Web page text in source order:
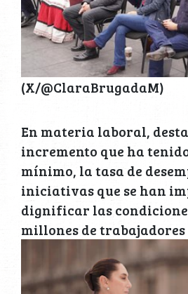
(X/@ClaraBrugadaM)
En materia laboral,
incremento que ha
mínimo, la tasa de
iniciativas que se han
dignificar las
millones de trabajadores